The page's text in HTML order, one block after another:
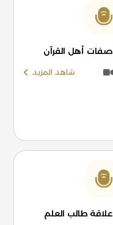
صفات أهل القرآن
شاهد المزيد
علاقة طالب العلم